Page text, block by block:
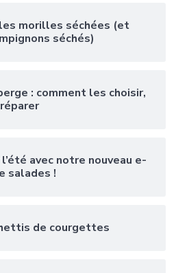
morilles séchées (et
séchés)
: comment les choisir,
avec notre nouveau e-
salades !
de courgettes